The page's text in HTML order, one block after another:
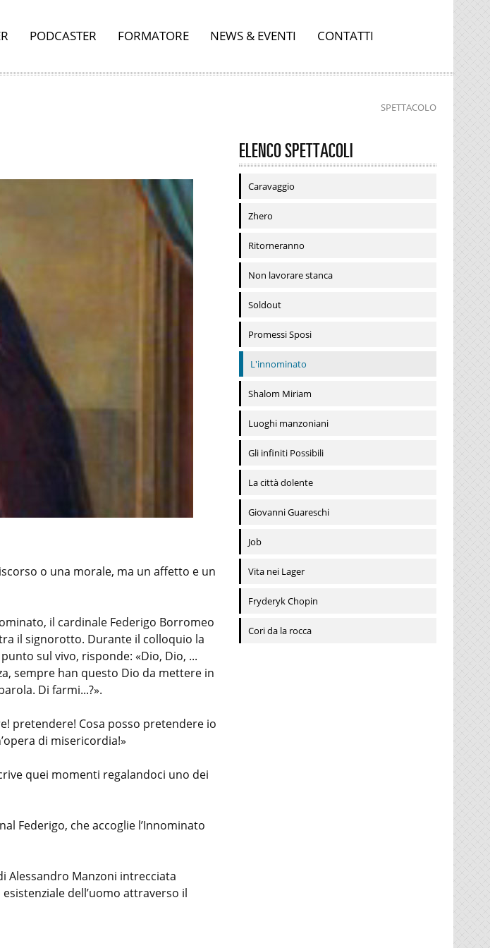
PODCASTER FORMATORE NEWS & EVENTI CONTATTI
SPETTACOLO
o una morale, ma un affetto e un
il cardinale Federigo Borromeo
il signorotto. Durante il colloquio la
sul vivo, risponde: «Dio, Dio, ...
sempre han questo Dio da mettere in
Di farmi...?».
pretendere! Cosa posso pretendere io
di misericordia!»
quei momenti regalandoci uno dei
Federigo, che accoglie l’Innominato
Alessandro Manzoni intrecciata
dell’uomo attraverso il
ELENCO SPETTACOLI
Caravaggio
Zhero
Ritorneranno
Non lavorare stanca
Soldout
Promessi Sposi
L'innominato
Shalom Miriam
Luoghi manzoniani
Gli infiniti Possibili
La città dolente
Giovanni Guareschi
Job
Vita nei Lager
Fryderyk Chopin
Cori da la rocca